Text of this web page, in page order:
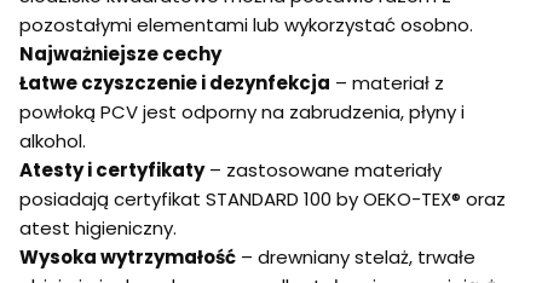
pozostałymi elementami lub wykorzystać osobno.
Najważniejsze cechy
Łatwe czyszczenie i dezynfekcja – materiał z
powłoką PCV jest odporny na zabrudzenia, płyny i
alkohol.
Atesty i certyfikaty– zastosowane materiały
posiadają certyfikat STANDARD 100 by OEKO-TEX® oraz
atest higieniczny.
Wysoka wytrzymałość – drewniany stelaż, trwałe